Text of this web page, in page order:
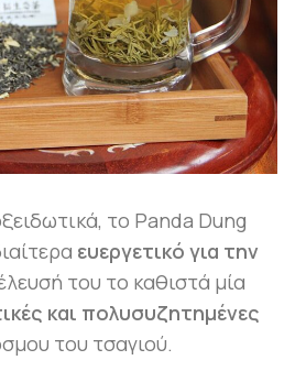
το Panda Dung
ευεργετικό για την
του το καθιστά μία
και πολυσυζητημένες
του τσαγιού.